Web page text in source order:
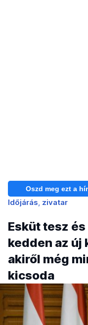
Oszd meg ezt a
Időjárás zivatar
Esküt tesz
kedden az új
akiről még
kicsoda